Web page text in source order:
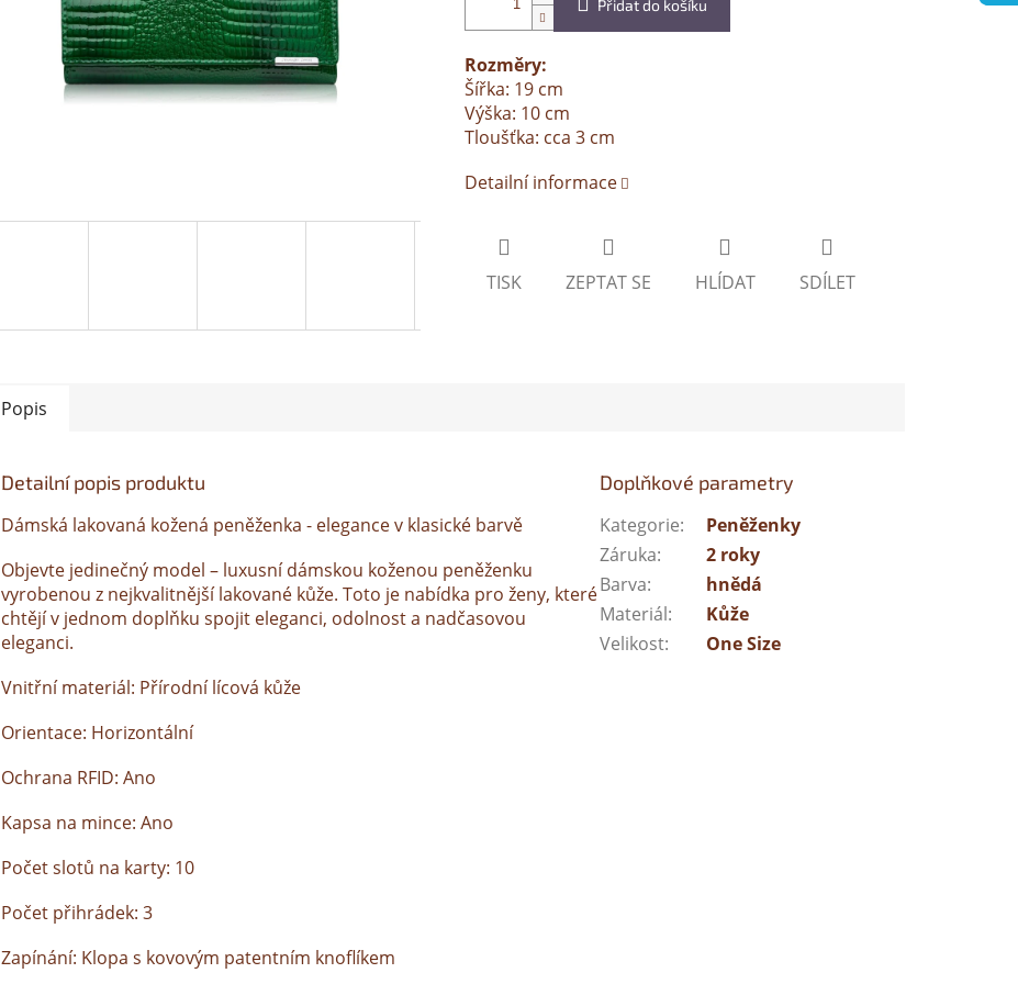
Přidat do košíku
Rozměry:
Šířka: 19 cm
Výška: 10 cm
Tloušťka: cca 3 cm
Detailní informace
TISK ZEPTAT SE HLÍDAT SDÍLET
Popis
Detailní popis produktu
Dámská lakovaná kožená peněženka - elegance v klasické barvě
Objevte jedinečný model – luxusní dámskou koženou peněženku
vyrobenou z nejkvalitnější lakované kůže. Toto je nabídka pro ženy, které
chtějí v jednom doplňku spojit eleganci, odolnost a nadčasovou
eleganci.
Vnitřní materiál: Přírodní lícová kůže
Orientace: Horizontální
Ochrana RFID: Ano
Kapsa na mince: Ano
Počet slotů na karty: 10
Počet přihrádek: 3
Zapínání: Klopa s kovovým patentním knoflíkem
Doplňkové parametry
Kategorie:
Peněženky
Záruka:
2 roky
Barva:
hnědá
Materiál:
Kůže
Velikost: One Size